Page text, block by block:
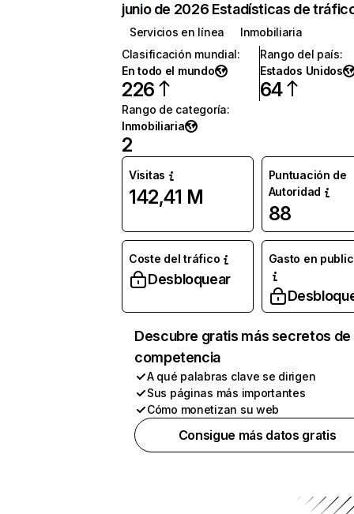
junio de 2026 Estadísticas de
Servicios en línea
Inmobiliaria
Clasificación mundial:
En todo el mundo
226
Rango del país:
Estados Unidos
64
Rango de categoría:
Inmobiliaria
2
Visitas
142,41 M
Puntuación de
Autoridad
88
Coste del tráfico
Desbloquear
Gasto en
Descubre gratis más secretos de
competencia
A qué palabras clave se dirigen
Sus páginas más importantes
Cómo monetizan su web
Consigue más datos gratis